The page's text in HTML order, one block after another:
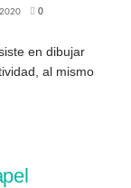
0
en dibujar
al mismo